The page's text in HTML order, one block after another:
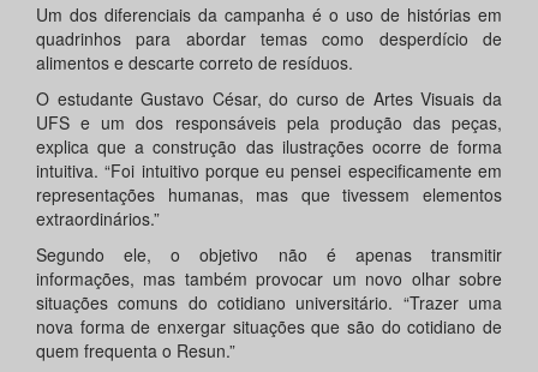
Um dos diferenciais da campanha é o uso de histórias em
quadrinhos para abordar temas como desperdício de
alimentos e descarte correto de resíduos.
O estudante Gustavo César, do curso de Artes Visuais da
UFS e um dos responsáveis pela produção das peças,
explica que a construção das ilustrações ocorre de forma
intuitiva. “Foi intuitivo porque eu pensei especificamente em
representações humanas, mas que tivessem elementos
extraordinários.”
Segundo ele, o objetivo não é apenas transmitir
informações, mas também provocar um novo olhar sobre
situações comuns do cotidiano universitário. “Trazer uma
nova forma de enxergar situações que são do cotidiano de
quem frequenta o Resun.”